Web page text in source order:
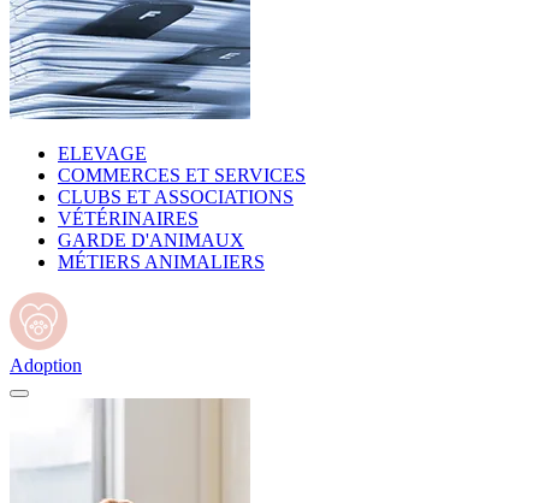
ELEVAGE
COMMERCES ET SERVICES
CLUBS ET ASSOCIATIONS
VÉTÉRINAIRES
GARDE D'ANIMAUX
MÉTIERS ANIMALIERS
Adoption